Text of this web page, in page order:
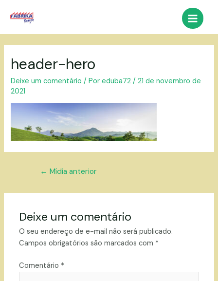
para
Main
Menu
header-hero
Deixe um comentário / Poreduba72 /21 de novembro de
2021
Navegação
Post
← Mídia anterior
Deixe um comentário
O seu endereço de e-mail não será publicado.
Campos obrigatórios são marcados com *
Comentário *